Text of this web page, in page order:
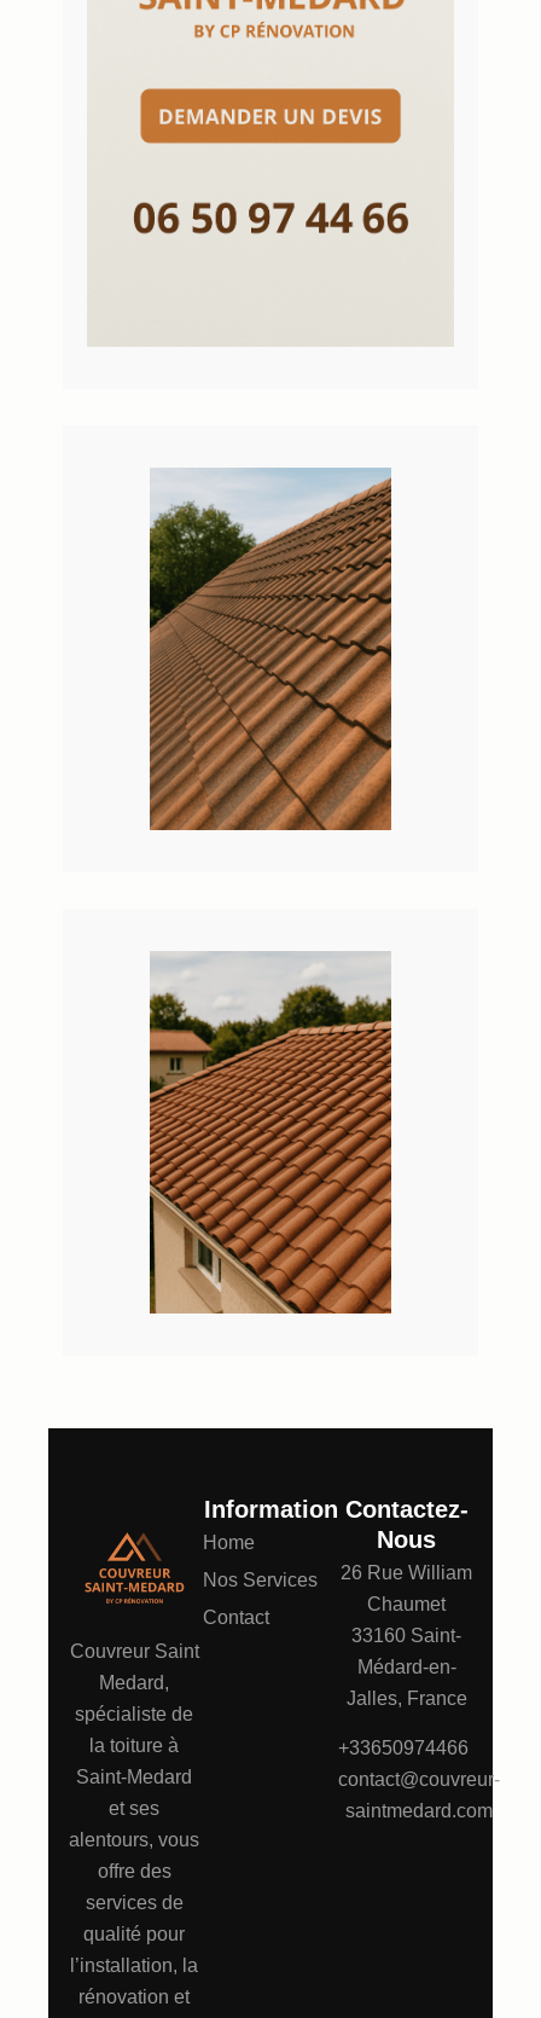
Couvreur Saint
Medard,
spécialiste de
la toiture à
Saint-Medard
et ses
alentours, vous
offre des
services de
qualité pour
l’installation, la
rénovation et
Information
Home
Nos Services
Contact
Contactez-
Nous
26 Rue William
Chaumet
33160 Saint-
Médard-en-
Jalles, France
+33650974466
contact@couvreur-
saintmedard.com